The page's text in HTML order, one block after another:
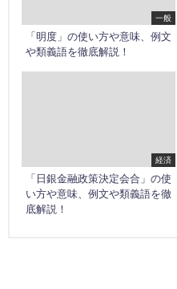
一般
「明度」の使い方や意味、例文
や類義語を徹底解説！
経済
「日銀金融政策決定会合」の使
い方や意味、例文や類義語を徹
底解説！